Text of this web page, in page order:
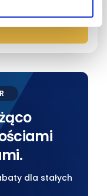
dla stałych